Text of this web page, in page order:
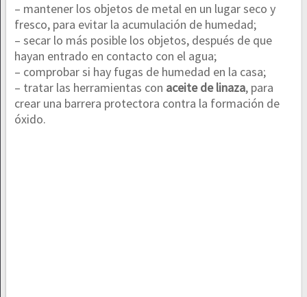
– mantener los objetos de metal en un lugar seco y
fresco, para evitar la acumulación de humedad;
– secar lo más posible los objetos, después de que
hayan entrado en contacto con el agua;
– comprobar si hay fugas de humedad en la casa;
– tratar las herramientas con aceite de linaza, para
crear una barrera protectora contra la formación de
óxido.